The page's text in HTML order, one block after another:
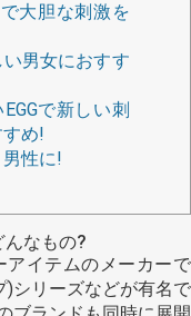
で大胆な刺激を
い男女におすす
EGGで新しい刺
め!
男性に!
んなもの?
アイテムのメーカーで
)シリーズなどが有名で